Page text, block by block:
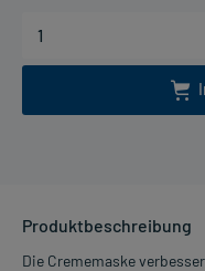
Produktbeschreibung
Die Crememaske